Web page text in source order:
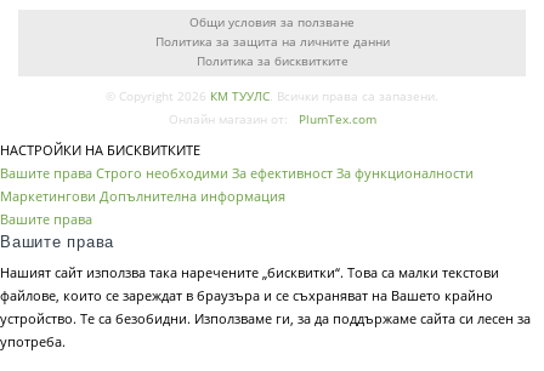
Общи условия за ползване
Политика за защита на личните данни
Политика за бисквитките
© Copyright 2026 КМ ТУУЛС. Всички права са запазени.
Онлайн магазин от:
PlumTex.com
НАСТРОЙКИ НА БИСКВИТКИТЕ
Вашите права Строго необходими За ефективност За функционалности
Маркетингови Допълнителна информация
Вашите права
Вашите права
Нашият сайт използва така наречените „бисквитки“. Това са малки текстови
файлове, които се зареждат в браузъра и се съхраняват на Вашето крайно
устройство. Те са безобидни. Използваме ги, за да поддържаме сайта си лесен за
употреба.